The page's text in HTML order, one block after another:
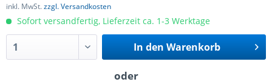
inkl. MwSt.zzgl. Versandkosten
Sofort versandfertig, Lieferzeit ca. 1-3 Werktage
In den Warenkorb